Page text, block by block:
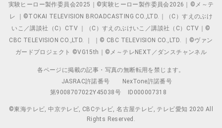
実験ヒーロー製作委員会2025｜©実験ヒーロー製作委員会2026｜©メ～テ
レ ｜©TOKAI TELEVISION BROADCASTING CO.,LTD.｜（C）すえのぶけ
いこ／講談社（C）CTV ｜（C）すえのぶけいこ／講談社（C）CTV｜©
CBC TELEVISION CO.,LTD. ｜ ｜© CBC TELEVISION CO.,LTD. ｜©ヴァン
ガードプロジェクト ©VG15th｜©メ～テレNEXT／ダンスチャンネル
各ページに掲載の記事・写真の無断転用を禁じます。
JASRAC許諾番号
NexTone許諾番号
第9008707022Y45038号
ID000007318
©東海テレビ, 中京テレビ, CBCテレビ, 名古屋テレビ, テレビ愛知 2020 All
Rights Reserved.